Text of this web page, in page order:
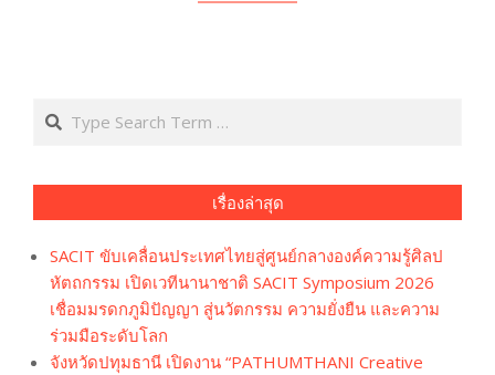
Search
เรื่องล่าสุด
SACIT ขับเคลื่อนประเทศไทยสู่ศูนย์กลางองค์ความรู้ศิลป
หัตถกรรม เปิดเวทีนานาชาติ SACIT Symposium 2026
เชื่อมมรดกภูมิปัญญา สู่นวัตกรรม ความยั่งยืน และความ
ร่วมมือระดับโลก
จังหวัดปทุมธานี เปิดงาน “PATHUMTHANI Creative